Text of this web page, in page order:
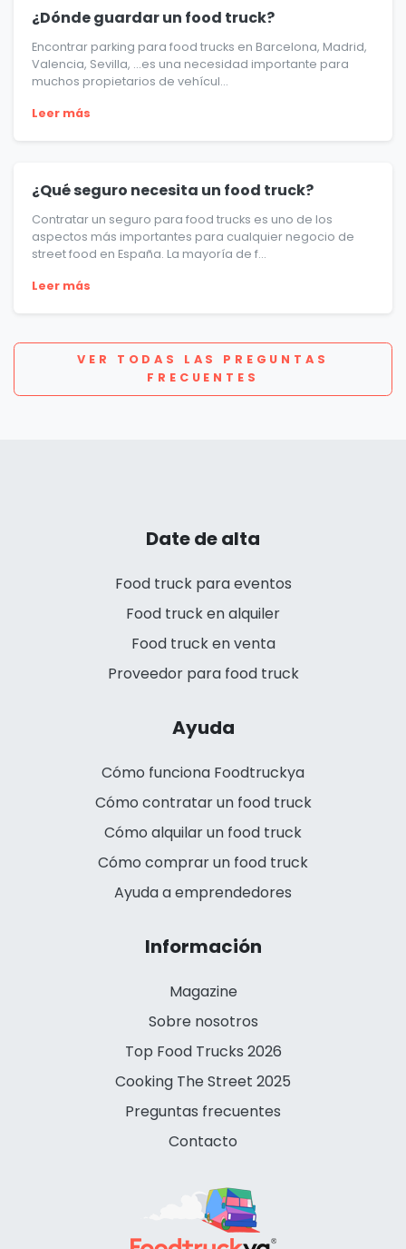
¿Dónde guardar un food truck?
Encontrar parking para food trucks en Barcelona, Madrid,
Valencia, Sevilla, …es una necesidad importante para
muchos propietarios de vehícul...
Leer más
¿Qué seguro necesita un food truck?
Contratar un seguro para food trucks es uno de los
aspectos más importantes para cualquier negocio de
street food en España. La mayoría de f...
Leer más
VER TODAS LAS PREGUNTAS
FRECUENTES
Date de alta
Food truck para eventos
Food truck en alquiler
Food truck en venta
Proveedor para food truck
Ayuda
Cómo funciona Foodtruckya
Cómo contratar un food truck
Cómo alquilar un food truck
Cómo comprar un food truck
Ayuda a emprendedores
Información
Magazine
Sobre nosotros
Top Food Trucks 2026
Cooking The Street 2025
Preguntas frecuentes
Contacto